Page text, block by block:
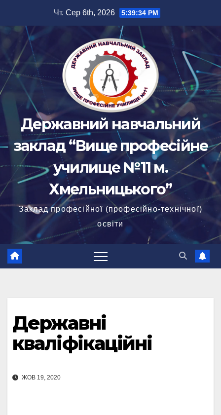
Чт. Сер 6th, 2026 5:39:35 PM
Державний навчальний
заклад “Вище професійне
училище №11 м.
Хмельницького”
Заклад професійної (професійно-технічної)
освіти
Державні
кваліфікаційні
ЖОВ 19, 2020